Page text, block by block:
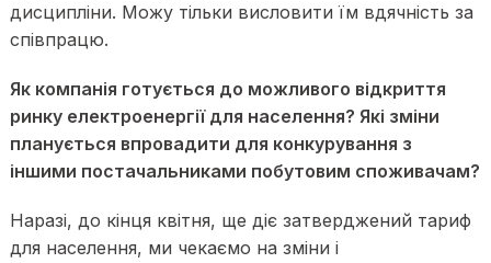
дисципліни. Можу тільки висловити їм вдячність за
співпрацю.
Як компанія готується до можливого відкриття
ринку електроенергії для населення? Які зміни
планується впровадити для конкурування з
іншими постачальниками побутовим споживачам?
Наразі, до кінця квітня, ще діє затверджений тариф
для населення, ми чекаємо на зміни і